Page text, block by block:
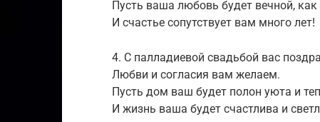
Пусть ваша любовь будет вечной, как
И счастье сопутствует вам много лет!
4. С палладиевой свадьбой вас
Любви и согласия вам желаем.
Пусть дом ваш будет полон уюта и
И жизнь ваша будет счастлива и